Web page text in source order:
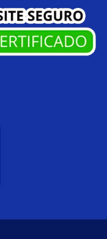
com precisão
é simples: impulsionar sua